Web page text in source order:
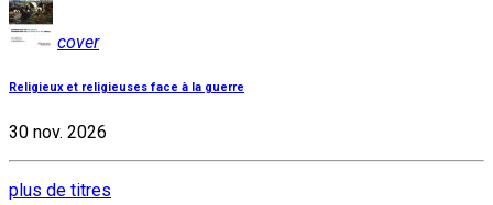
cover
Religieux et religieuses face à la guerre
30 nov. 2026
plus de titres